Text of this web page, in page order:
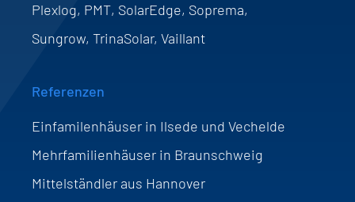
Plexlog, PMT, SolarEdge, Soprema,
Sungrow, TrinaSolar, Vaillant
Referenzen
Einfamilenhäuser in Ilsede und Vechelde
Mehrfamilienhäuser in Braunschweig
Mittelständler aus Hannover